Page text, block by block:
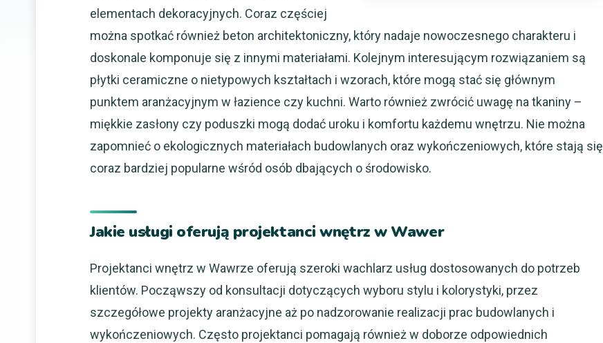
elementach dekoracyjnych. Coraz częściej
można spotkać również beton architektoniczny, który nadaje nowoczesnego charakteru i
doskonale komponuje się z innymi materiałami. Kolejnym interesującym rozwiązaniem są
płytki ceramiczne o nietypowych kształtach i wzorach, które mogą stać się głównym
punktem aranżacyjnym w łazience czy kuchni. Warto również zwrócić uwagę na tkaniny –
miękkie zasłony czy poduszki mogą dodać uroku i komfortu każdemu wnętrzu. Nie można
zapomnieć o ekologicznych materiałach budowlanych oraz wykończeniowych, które stają się
coraz bardziej popularne wśród osób dbających o środowisko.
Jakie usługi oferują projektanci wnętrz w Wawer
Projektanci wnętrz w Wawrze oferują szeroki wachlarz usług dostosowanych do potrzeb
klientów. Począwszy od konsultacji dotyczących wyboru stylu i kolorystyki, przez
szczegółowe projekty aranżacyjne aż po nadzorowanie realizacji prac budowlanych i
wykończeniowych. Często projektanci pomagają również w doborze odpowiednich